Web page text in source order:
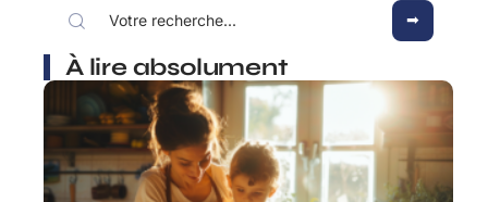
À lire absolument